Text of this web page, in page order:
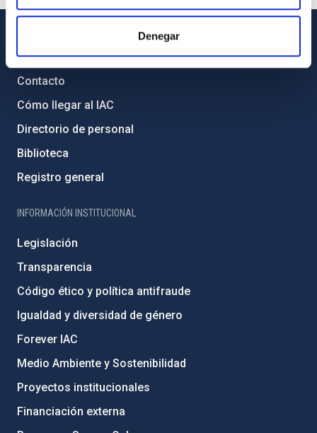
Denegar
Contacto
Cómo llegar al IAC
Directorio de personal
Biblioteca
Registro general
INFORMACIÓN INSTITUCIONAL
Legislación
Transparencia
Código ético y política antifraude
Igualdad y diversidad de género
Forever IAC
Medio Ambiente y Sostenibilidad
Proyectos institucionales
Financiación externa